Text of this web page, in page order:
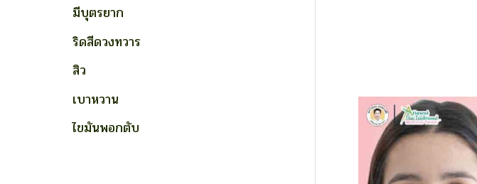
มีบุตรยาก
ริดสีดวงทวาร
สิว
เบาหวาน
ไขมันพอกตับ